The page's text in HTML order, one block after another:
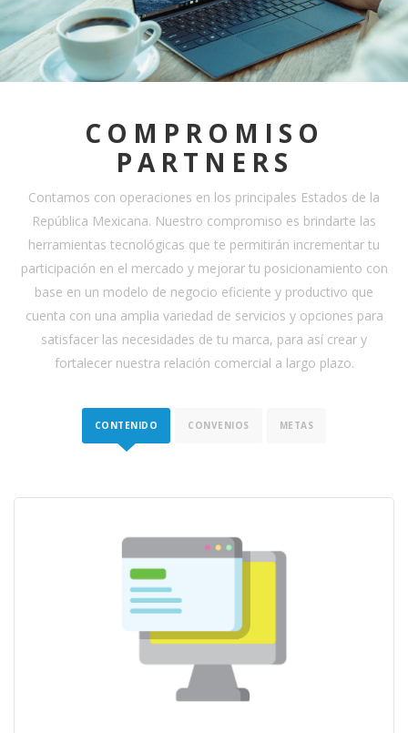
COMPROMISO
PARTNERS
Contamos con operaciones en los principales Estados de la
República Mexicana. Nuestro compromiso es brindarte las
herramientas tecnológicas que te permitirán incrementar tu
participación en el mercado y mejorar tu posicionamiento con
base en un modelo de negocio eficiente y productivo que
cuenta con una amplia variedad de servicios y opciones para
satisfacer las necesidades de tu marca, para así crear y
fortalecer nuestra relación comercial a largo plazo.
CONTENIDO CONVENIOS METAS